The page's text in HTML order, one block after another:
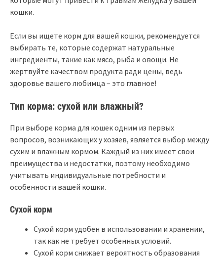
кошки.
Если вы ищете корм для вашей кошки, рекомендуется
выбирать те, которые содержат натуральные
ингредиенты, такие как мясо, рыба и овощи. Не
жертвуйте качеством продукта ради цены, ведь
здоровье вашего любимца – это главное!
Тип корма: сухой или влажный?
При выборе корма для кошек одним из первых
вопросов, возникающих у хозяев, является выбор между
сухим и влажным кормом. Каждый из них имеет свои
преимущества и недостатки, поэтому необходимо
учитывать индивидуальные потребности и
особенности вашей кошки.
Сухой корм
Сухой корм удобен в использовании и хранении,
так как не требует особенных условий.
Сухой корм снижает вероятность образования